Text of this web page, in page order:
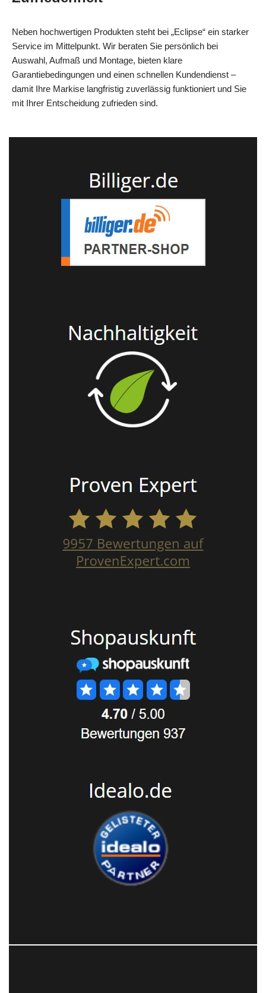
Neben hochwertigen Produkten steht bei „Eclipse“ ein starker
Service im Mittelpunkt. Wir beraten Sie persönlich bei
Auswahl, Aufmaß und Montage, bieten klare
Garantiebedingungen und einen schnellen Kundendienst –
damit Ihre Markise langfristig zuverlässig funktioniert und Sie
mit Ihrer Entscheidung zufrieden sind.